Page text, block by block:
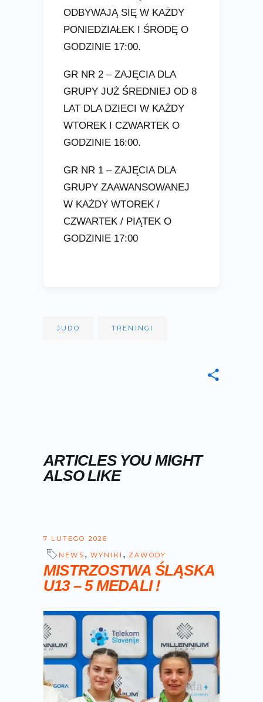
ODBYWAJĄ SIĘ W KAŻDY
PONIEDZIAŁEK I ŚRODĘ O
GODZINIE 17:00.
GR NR 2 – ZAJĘCIA DLA
GRUPY JUŻ ŚREDNIEJ OD 8
LAT DLA DZIECI W KAŻDY
WTOREK I CZWARTEK O
GODZINIE 16:00.
GR NR 1 – ZAJĘCIA DLA
GRUPY ZAAWANSOWANEJ
W KAŻDY WTOREK /
CZWARTEK / PIĄTEK O
GODZINIE 17:00
JUDO TRENINGI
ARTICLES YOU MIGHT
ALSO LIKE
7 LUTEGO 2026
NEWS , WYNIKI , ZAWODY
MISTRZOSTWA ŚLĄSKA
U13 – 5 MEDALI !